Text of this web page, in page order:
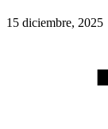
15 diciembre, 2025